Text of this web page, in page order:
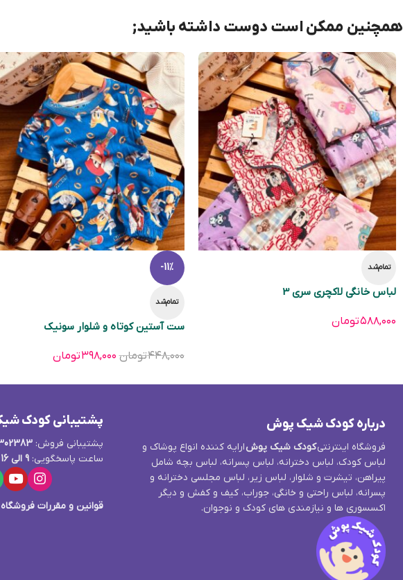
همچنین ممکن است دوست داشته باشید;
تمام‌شد
لباس خانگی لاکچری سری 3
۵۸۸,۰۰۰تومان
-11%
تمام‌شد
ست آستین کوتاه و شلوار سونیک
۴۴۸,۰۰۰تومان ۳۹۸,۰۰۰تومان
درباره کودک شیک پوش
فروشگاه اینترنتیکودک شیک پوشارایه کننده انواع پوشاک و
لباس کودک، لباس دخترانه، لباس پسرانه، لباس بچه شامل
پیراهن، تیشرت و شلوار، لباس زیر، لباس مجلسی دخترانه و
پسرانه، لباس راحتی و خانگی، جوراب، کیف و کفش و دیگر
اکسسوری ها و نیازمندی های کودک و نوجوان.
پشتیبانی کودک
پشتیبانی فروش:
ساعت پاسخگویی:9 الی 16
قوانین و مقررات